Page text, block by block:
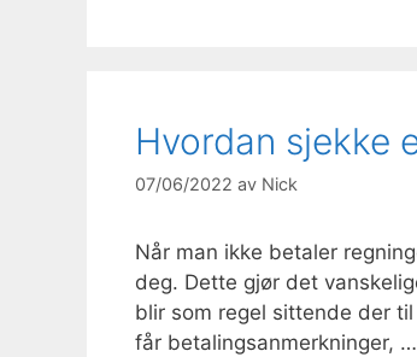
Hvordan sjekke
07/06/2022 av Nick
Når man ikke betaler
deg. Dette gjør det
blir som regel sittende der
får betalingsanmerkninger, …